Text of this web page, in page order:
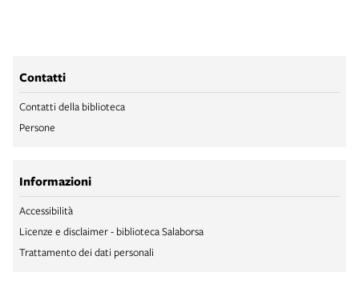
Contatti
Contatti della biblioteca
Persone
Informazioni
Accessibilità
Licenze e disclaimer - biblioteca Salaborsa
Trattamento dei dati personali